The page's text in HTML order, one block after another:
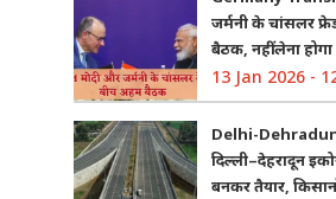
जर्मनी के चांसलर
बैठक, नहीं लेना होगा
13 Jan 2026 -
Delhi-
दिल्ली–देहरादून
बनकर तैयार,